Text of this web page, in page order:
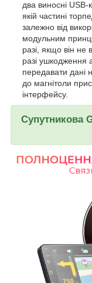
два виносні USB-
якій частині
залежно від
модульним
разі, якщо він не
разі ушкодження
передавати дані
до магнітоли
інтерфейсу.
Супутникова